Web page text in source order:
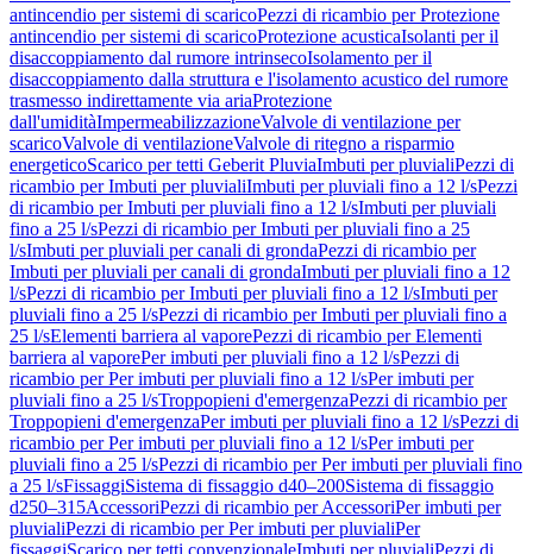
antincendio per sistemi di scaricoPezzi di ricambio per Protezione
antincendio per sistemi di scaricoProtezione acusticaIsolanti per il
disaccoppiamento dal rumore intrinsecoIsolamento per il
disaccoppiamento dalla struttura e l'isolamento acustico del rumore
trasmesso indirettamente via ariaProtezione
dall'umiditàImpermeabilizzazioneValvole di ventilazione per
scaricoValvole di ventilazioneValvole di ritegno a risparmio
energeticoScarico per tetti Geberit PluviaImbuti per pluvialiPezzi di
ricambio per Imbuti per pluvialiImbuti per pluviali fino a 12 l/sPezzi
di ricambio per Imbuti per pluviali fino a 12 l/sImbuti per pluviali
fino a 25 l/sPezzi di ricambio per Imbuti per pluviali fino a 25
l/sImbuti per pluviali per canali di grondaPezzi di ricambio per
Imbuti per pluviali per canali di grondaImbuti per pluviali fino a 12
l/sPezzi di ricambio per Imbuti per pluviali fino a 12 l/sImbuti per
pluviali fino a 25 l/sPezzi di ricambio per Imbuti per pluviali fino a
25 l/sElementi barriera al vaporePezzi di ricambio per Elementi
barriera al vaporePer imbuti per pluviali fino a 12 l/sPezzi di
ricambio per Per imbuti per pluviali fino a 12 l/sPer imbuti per
pluviali fino a 25 l/sTroppopieni d'emergenzaPezzi di ricambio per
Troppopieni d'emergenzaPer imbuti per pluviali fino a 12 l/sPezzi di
ricambio per Per imbuti per pluviali fino a 12 l/sPer imbuti per
pluviali fino a 25 l/sPezzi di ricambio per Per imbuti per pluviali fino
a 25 l/sFissaggiSistema di fissaggio d40–200Sistema di fissaggio
d250–315AccessoriPezzi di ricambio per AccessoriPer imbuti per
pluvialiPezzi di ricambio per Per imbuti per pluvialiPer
fissaggiScarico per tetti convenzionaleImbuti per pluvialiPezzi di